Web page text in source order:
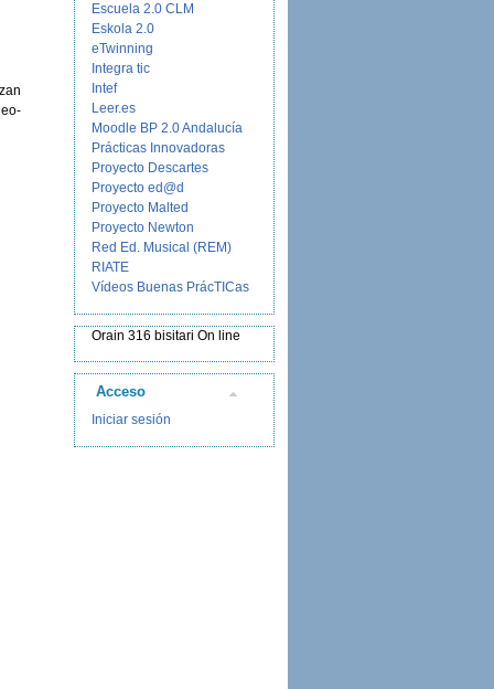
Escuela 2.0 CLM
Eskola 2.0
eTwinning
Integra tic
Intef
Leer.es
Moodle BP 2.0 Andalucía
Prácticas Innovadoras
Proyecto Descartes
Proyecto ed@d
Proyecto Malted
Proyecto Newton
Red Ed. Musical (REM)
RIATE
Vídeos Buenas PrácTICas
Orain 316 bisitari On line
Acceso
Iniciar sesión